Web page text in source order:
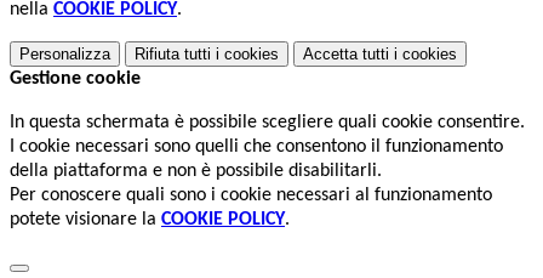
nella COOKIE POLICY.
Personalizza Rifiuta tutti i cookies Accetta tutti i cookies
Gestione cookie
In questa schermata è possibile scegliere quali cookie consentire.
I cookie necessari sono quelli che consentono il funzionamento
della piattaforma e non è possibile disabilitarli.
Per conoscere quali sono i cookie necessari al funzionamento
potete visionare la COOKIE POLICY.